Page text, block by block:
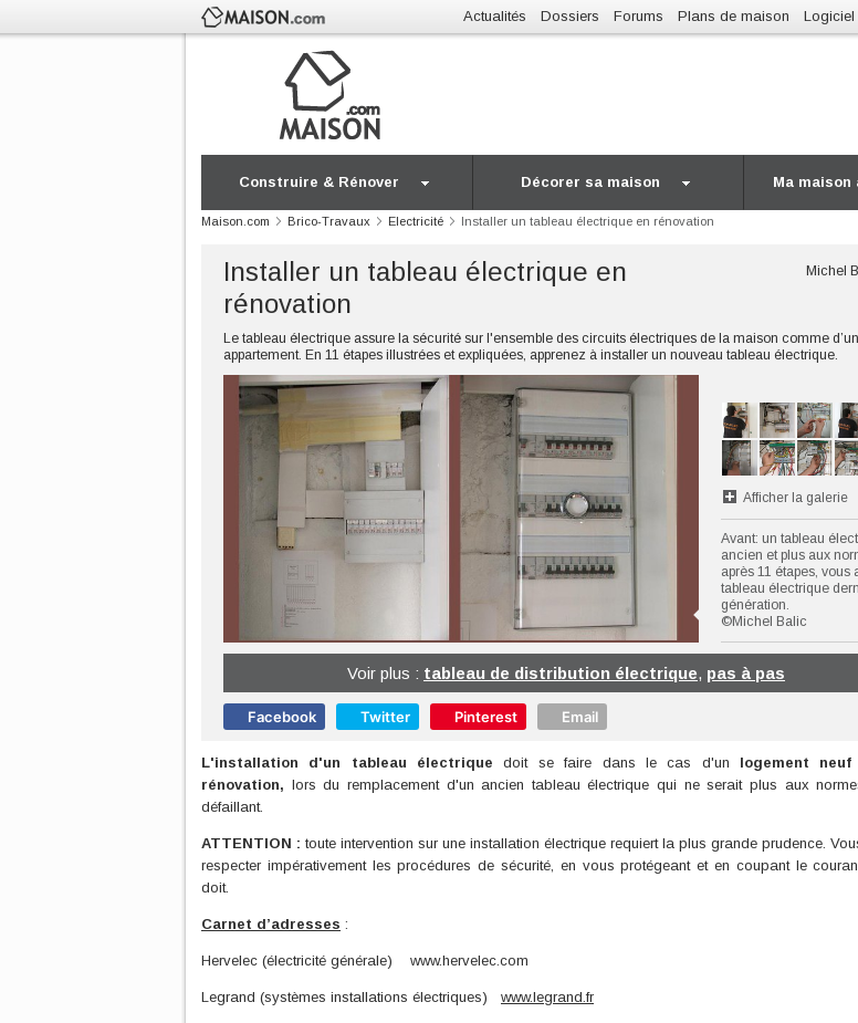
Actualités Dossiers Forums Plans de maison Logiciel
Construire & Rénover Décorer sa maison Ma
Maison.com Brico-Travaux Electricité Installer un tableau électrique en rénovation
Installer un tableau électrique en
rénovation
Michel
Le tableau électrique assure la sécurité sur l'ensemble des circuits électriques de la maison comme d’un
appartement. En 11 étapes illustrées et expliquées, apprenez à installer un nouveau tableau électrique.
Afficher la galerie
Avant: un tableau
ancien et plus aux
après 11 étapes, vous
tableau électrique
génération.
©Michel Balic
Voir plus : tableau de distribution électrique, pas à pas
Facebook Twitter Pinterest Email
L'installation d'un tableau électrique doit se faire dans le cas d'un logement neuf
rénovation, lors du remplacement d'un ancien tableau électrique qui ne serait plus aux
défaillant.
ATTENTION : toute intervention sur une installation électrique requiert la plus grande prudence.
respecter impérativement les procédures de sécurité, en vous protégeant et en coupant le
doit.
Carnet d’adresses :
Hervelec (électricité générale) www.hervelec.com
Legrand (systèmes installations électriques) www.legrand.fr